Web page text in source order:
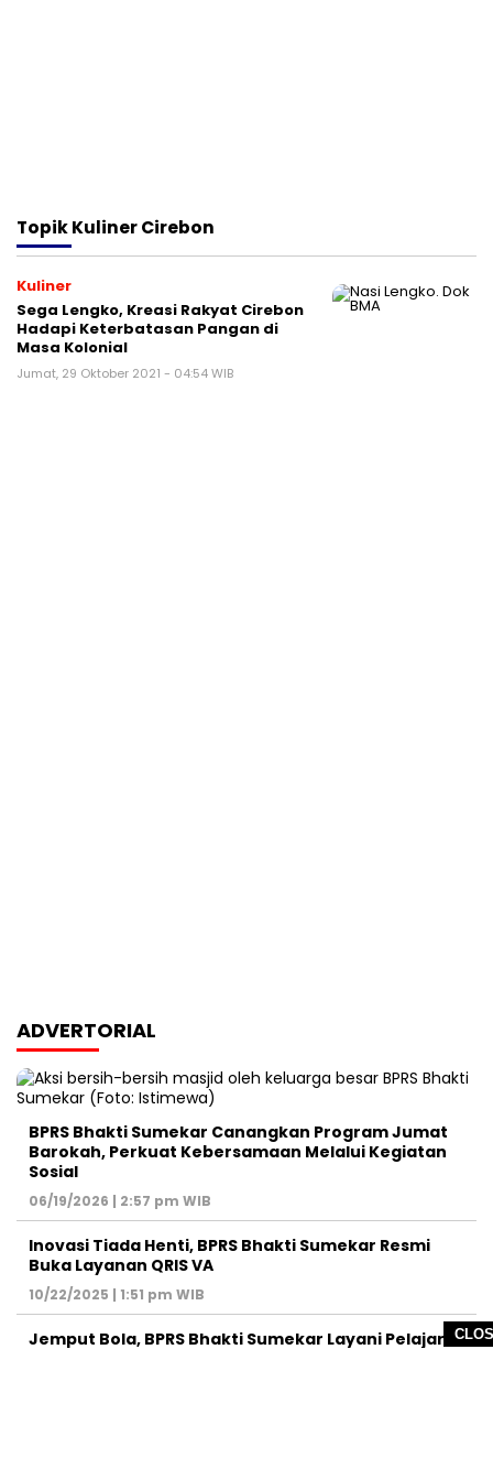
TopikKuliner Cirebon
Kuliner
Sega Lengko, Kreasi Rakyat Cirebon
Hadapi Keterbatasan Pangan di
Masa Kolonial
Jumat, 29 Oktober 2021 - 04:54 WIB
ADVERTORIAL
BPRS Bhakti Sumekar Canangkan Program Jumat
Barokah, Perkuat Kebersamaan Melalui Kegiatan
Sosial
06/19/2026 | 2:57 pm WIB
Inovasi Tiada Henti, BPRS Bhakti Sumekar Resmi
Buka Layanan QRIS VA
10/22/2025 | 1:51 pm WIB
Jemput Bola, BPRS Bhakti Sumekar Layani Pelajar